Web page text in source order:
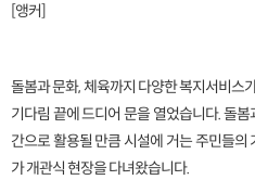
[앵커]
돌봄과 문화, 체육까지 다양한 복지서비스
기다림 끝에 드디어 문을 열었습니다. 돌
간으로 활용될 만큼 시설에 거는 주민들의
가 개관식 현장을 다녀왔습니다.